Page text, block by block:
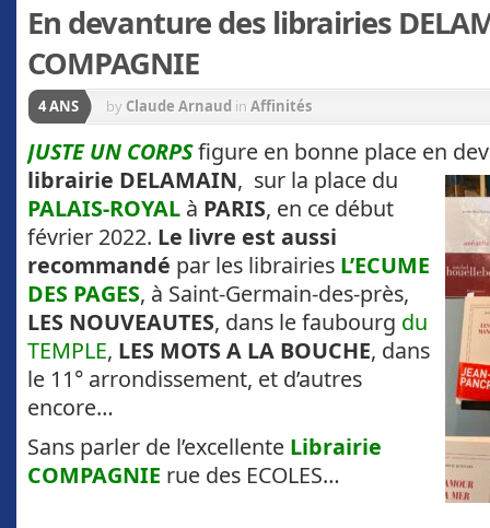
En devanture des librairies
COMPAGNIE
4 ANS by Claude Arnaud in Affinités
JUSTE UN CORPSfigure en bonne place en
librairie DELAMAIN, sur la place du
PALAIS-ROYAL à PARIS, en ce début
février 2022. Le livre est aussi
recommandé par les librairies L’ECUME
DES PAGES, à Saint-Germain-des-près,
LES NOUVEAUTES, dans le faubourg du
TEMPLE, LES MOTS A LA BOUCHE, dans
le 11° arrondissement, et d’autres
encore…
Sans parler de l’excellente Librairie
COMPAGNIE rue des ECOLES…